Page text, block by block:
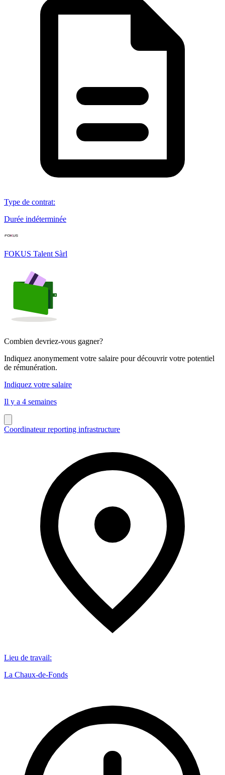
Type de contrat:
Durée indéterminée
FOKUS Talent Sàrl
Combien devriez-vous gagner?
Indiquez anonymement votre salaire pour découvrir votre potentiel
de rémunération.
Indiquez votre salaire
Il y a 4 semaines
Coordinateur reporting infrastructure
Lieu de travail:
La Chaux-de-Fonds